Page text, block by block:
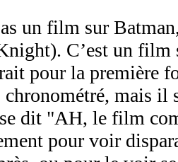
un film sur
C’est un film
pour la première
chronométré, mais il
dit "AH, le film
pour voir